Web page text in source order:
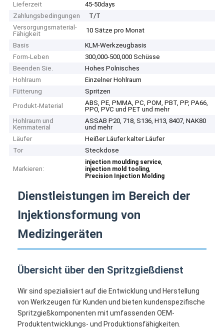
Lieferzeit
45-50days
Zahlungsbedingungen
T/T
Versorgungsmaterial-
Fähigkeit
10 Sätze pro Monat
Basis
KLM-Werkzeugbasis
Form-Leben
300,000-500,000 Schüsse
Beenden Sie.
Hohes Polnisches
Hohlraum
Einzelner Hohlraum
Fütterung
Spritzen
Produkt-Material
ABS, PE, PMMA, PC, POM, PBT, PP, PA66,
PPO, PVC und PET und mehr
Hohlraum und
Kernmaterial
ASSAB P20, 718, S136, H13, 8407, NAK80
und mehr
Läufer
Heißer Läufer kalter Läufer
Tor
Steckdose
Markieren:
injection moulding service,
injection mold tooling,
Precision Injection Molding
Dienstleistungen im Bereich der
Injektionsformung von
Medizingeräten
Übersicht über den Spritzgießdienst
Wir sind spezialisiert auf die Entwicklung und Herstellung
von Werkzeugen für Kunden und bieten kundenspezifische
Spritzgießkomponenten mit umfassenden OEM-
Produktentwicklungs- und Produktionsfähigkeiten.